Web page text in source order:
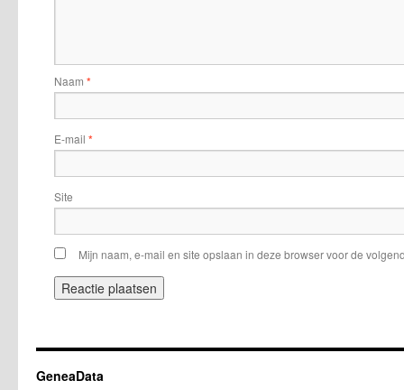
Naam *
E-mail *
Site
Mijn naam, e-mail en site opslaan in deze browser voor de
GeneaData